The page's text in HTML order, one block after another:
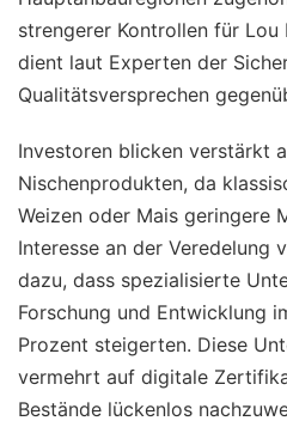
strengerer Kontrollen für Lou
dient laut Experten der
Qualitätsversprechen
Investoren blicken verstärkt
Nischenprodukten, da
Weizen oder Mais geringere
Interesse an der Veredelung
dazu, dass spezialisierte
Forschung und Entwicklung
Prozent steigerten. Diese
vermehrt auf digitale
Bestände lückenlos